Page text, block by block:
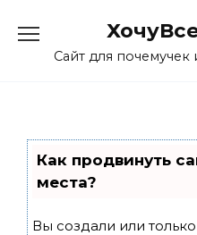
contentСайт для
Как продвинуть
места?
Вы создали или